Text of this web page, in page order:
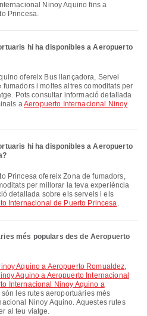
Princesa.
hi ha disponibles a Aeropuerto
i moltes altres comoditats per
Pots consultar informació detallada
aAeropuerto Internacional Ninoy
hi ha disponibles a Aeropuerto
per millorar la teva experiència
detallada sobre els serveis i els
Internacional de Puerto Princesa.
més populars des de Aeropuerto
Aquino a Aeropuerto Romualdez,
Aquino a Aeropuerto Internacional
Internacional Ninoy Aquino a
són les rutes aeroportuàries més
Ninoy Aquino. Aquestes rutes
al teu viatge.